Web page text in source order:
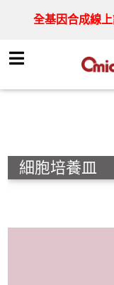
全基因合成線
細胞培養皿
細胞培養皿